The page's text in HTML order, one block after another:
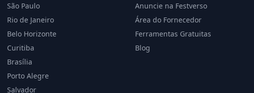
São Paulo
Rio de Janeiro
Belo Horizonte
Curitiba
Brasília
Porto Alegre
Salvador
Anuncie na Festverso
Área do Fornecedor
Ferramentas Gratuitas
Blog